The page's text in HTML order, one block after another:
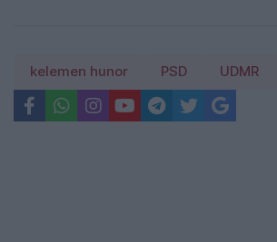
kelemen hunor PSD UDMR